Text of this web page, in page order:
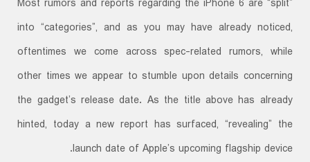
Most rumors and reports regarding the iPhone 6 are “split”
into “categories”, and as you may have already noticed,
oftentimes we come across spec-related rumors, while
other times we appear to stumble upon details concerning
the gadget’s release date. As the title above has already
hinted, today a new report has surfaced, “revealing” the
launch date of Apple’s upcoming flagship device.